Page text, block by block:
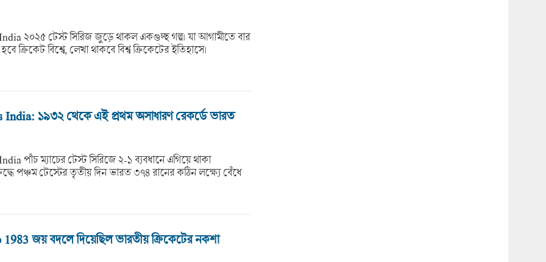
২০২৫ টেস্ট সিরিজ জুড়ে থাকল একগুচ্ছ গল্প। যা আগামীতে বার
ক্রিকেট বিশ্বে, লেখা থাকবে বিশ্ব ক্রিকেটের ইতিহাসে।
১৯৩২ থেকে এই প্রথম অসাধারণ রেকর্ডে ভারত
পাঁচ ম্যাচের টেস্ট সিরিজে ২-১ ব্যবধানে এগিয়ে থাকা
পঞ্চম টেস্টের তৃতীয় দিন ভারত ৩৭৪ রানের কঠিন লক্ষ্যে বেঁধে
জয় বদলে দিয়েছিল ভারতীয় ক্রিকেটের নকশা